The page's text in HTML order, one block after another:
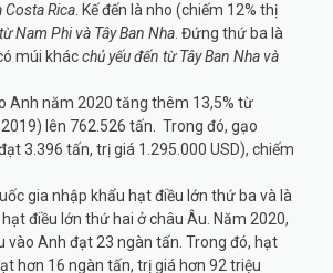
Rica. Kế đến là nho (chiếm 12% thị
Nam Phi và Tây Ban Nha. Đứng thứ ba là
múi khácchủ yếu đến từ Tây Ban Nha và
Anh năm 2020 tăng thêm 13,5% từ
lên 762.526 tấn. Trong đó, gạo
3.396 tấn, trị giá 1.295.000 USD), chiếm
gia nhập khẩu hạt điều lớn thứ ba và là
điều lớn thứ hai ở châu Âu. Năm 2020,
vào Anh đạt 23 ngàn tấn. Trong đó, hạt
hơn 16 ngàn tấn, trị giá hơn 92 triệu